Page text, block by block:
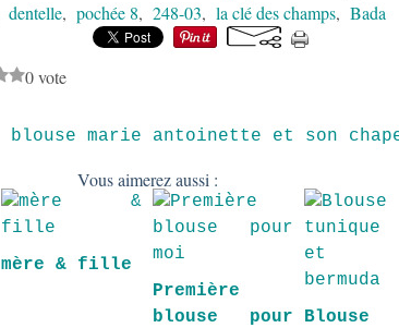
dentelle, pochée 8, 248-03, la clé des champs, Bada
0 vote
blouse marie antoinette et son
Vous aimerez aussi :
mère & fille
Première
blouse pour
Blouse